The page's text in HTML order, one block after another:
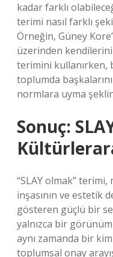
kadar farklı
terimi nasıl farklı
Örneğin, Güney
üzerinden kendilerini
terimini kullanırken,
toplumda
normlara uyma
Sonuç:
“SLAY olmak”
inşasının ve estetik
gösteren güçlü bir
yalnızca bir görünüm
aynı zamanda bir
toplumsal onay